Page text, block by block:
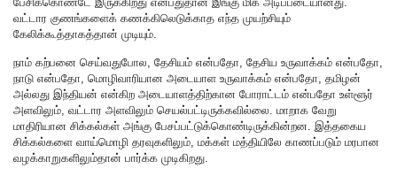
வட்டார குணங்களைக் கணக்கிலெடுக்காத எந்த முயற்சியும்
கேலிக்கூத்தாகத்தான் முடியும்.
நாம் கற்பனை செய்வதுபோல, தேசியம் என்பதோ, தேசிய உருவாக்கம் என்பதோ,
நாடு என்பதோ, மொழிவாரியான அடையாள உருவாக்கம் என்பதோ, தமிழன்
அல்லது இந்தியன் என்கிற அடையாளத்திற்கான போராட்டம் என்பதோ உள்ளூர்
அளவிலும், வட்டார அளவிலும் செயல்பட்டிருக்கவில்லை. மாறாக வேறு
மாதிரியான சிக்கல்கள் அங்கு பேசப்பட்டுக்கொண்டிருக்கின்றன. இத்தகைய
சிக்கல்களை வாய்மொழி தரவுகளிலும், மக்கள் மத்தியிலே காணப்படும் மரபான
வழக்காறுகளிலும்தான் பார்க்க முடிகிறது.